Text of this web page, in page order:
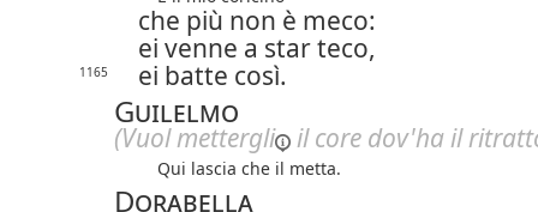
che più non è meco:
ei venne a star teco,
1165 ei batte così.
Guilelmo
(Vuolmettergli il core dov'ha il
Qui lascia che il metta.
Dorabella